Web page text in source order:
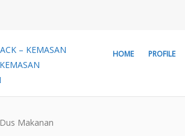
HOME PROFILE
Dus Makanan